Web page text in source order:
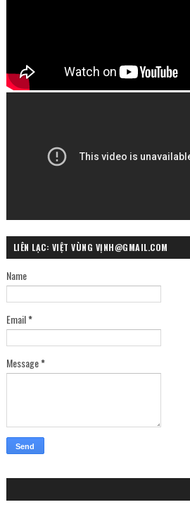
LIÊN LẠC: VIỆT VÙNG VỊNH@GMAIL.COM
Name
Email*
Message*